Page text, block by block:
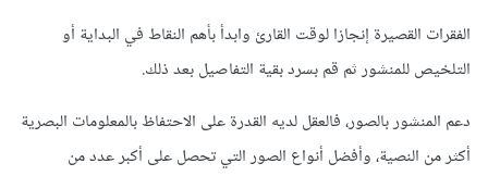
الفقرات القصيرة إنجازا لوقت القارئ وابدأ بأهم النقاط في البداية أو
التلخيص للمنشور ثم قم بسرد بقية التفاصيل بعد ذلك.
دعم المنشور بالصور، فالعقل لديه القدرة على الاحتفاظ بالمعلومات البصرية
أكثر من النصية، وأفضل أنواع الصور التي تحصل على أكبر عدد من